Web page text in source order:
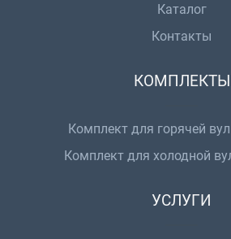
Каталог
Контакты
КОМПЛЕКТЫ
Комплект для горячей
Комплект для холодной
УСЛУГИ